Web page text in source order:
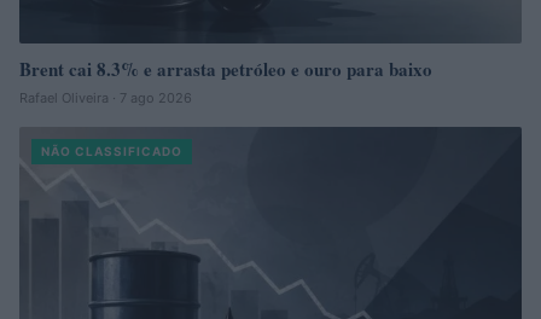
Brent cai 8.3% e arrasta petróleo e ouro para baixo
Rafael Oliveira · 7 ago 2026
NÃO CLASSIFICADO